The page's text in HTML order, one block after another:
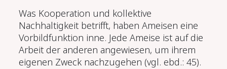
Was Kooperation und kollektive
Nachhaltigkeit betrifft, haben Ameisen eine
Vorbildfunktion inne. Jede Ameise ist auf die
Arbeit der anderen ange­wiesen, um ihrem
eigenen Zweck nachzugehen (vgl. ebd.: 45).